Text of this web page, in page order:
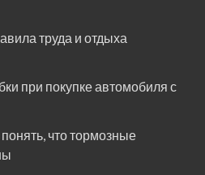
труда и отдыха
при покупке автомобиля с
что тормозные